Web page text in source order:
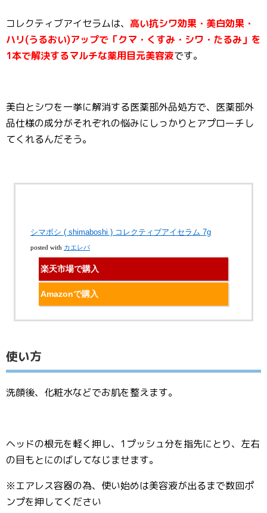
コレクティブアイセラムは、 高い抗シワ効果・美白効果・
ハリ(うるおい)アップで「クマ・くすみ・シワ・たるみ」を
1本で解決するマルチな薬用目元美容液です。
美白とシワを一挙に解消する医薬部外品処方で、医薬部外
品仕様の成分がそれぞれの悩みにしっかりとアプローチし
てくれるんだそう。
シマボシ ( shimaboshi ) コレクティブアイセラム 7g
posted with カエレバ
楽天市場で購入
Amazonで購入
使い方
洗顔後、化粧水などでお肌を整えます。
ヘッドの根元を軽く押し、1プッシュ分を指先にとり、左右
の目もとにのばしてなじませます。
※エアレス容器の為、使い始めは美容液が出るまで数回ポ
ンプを押してください